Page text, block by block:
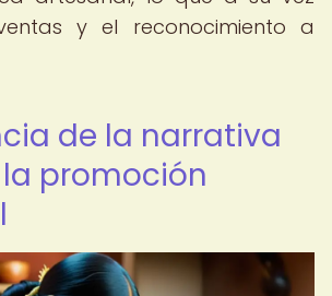
y el reconocimiento a
de la narrativa
promoción